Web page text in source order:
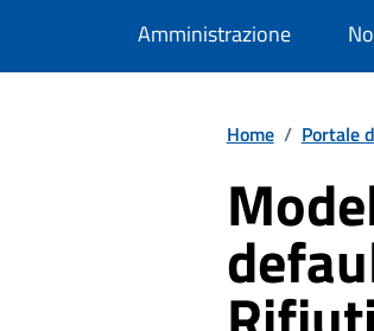
Amministrazione
Home / Portale